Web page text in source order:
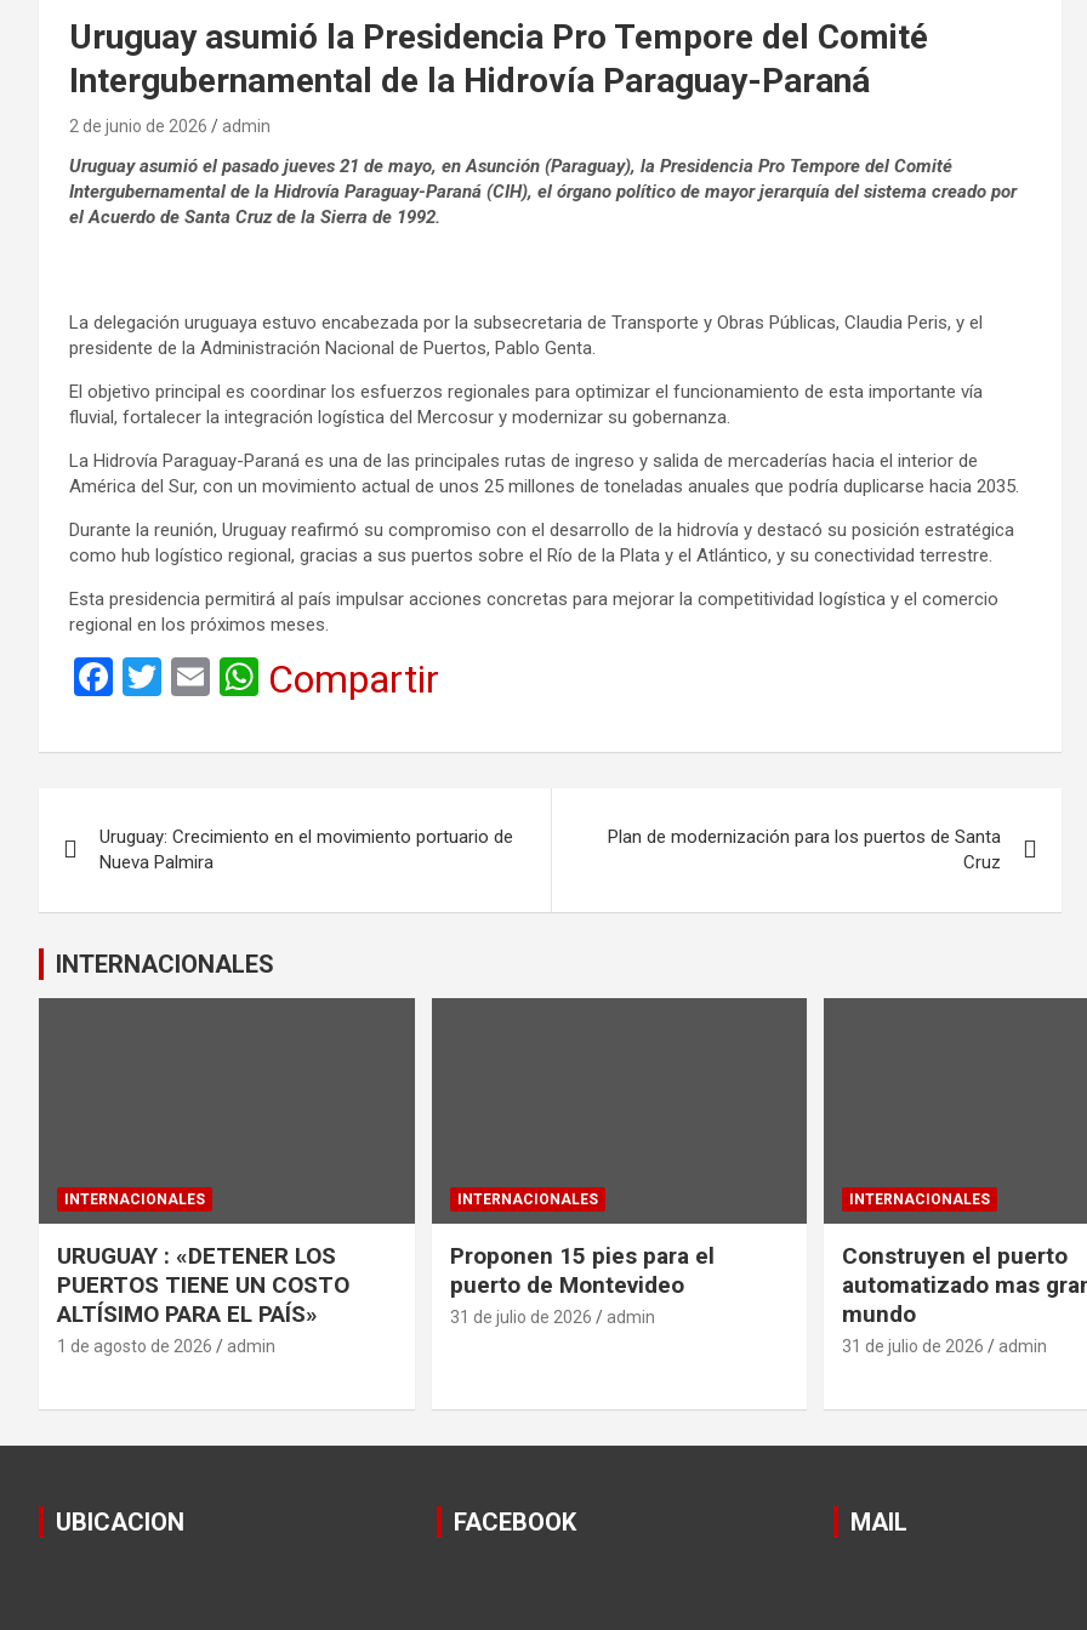
Uruguay asumió la Presidencia Pro Tempore del Comité
Intergubernamental de la Hidrovía Paraguay-Paraná
2 de junio de 2026 admin
Uruguay asumió el pasado jueves 21 de mayo, en Asunción (Paraguay), la Presidencia Pro Tempore del Comité
Intergubernamental de la Hidrovía Paraguay-Paraná (CIH), el órgano político de mayor jerarquía del sistema creado por
el Acuerdo de Santa Cruz de la Sierra de 1992.
La delegación uruguaya estuvo encabezada por la subsecretaria de Transporte y Obras Públicas, Claudia Peris, y el
presidente de la Administración Nacional de Puertos, Pablo Genta.
El objetivo principal es coordinar los esfuerzos regionales para optimizar el funcionamiento de esta importante vía
fluvial, fortalecer la integración logística del Mercosur y modernizar su gobernanza.
La Hidrovía Paraguay-Paraná es una de las principales rutas de ingreso y salida de mercaderías hacia el interior de
América del Sur, con un movimiento actual de unos 25 millones de toneladas anuales que podría duplicarse hacia 2035.
Durante la reunión, Uruguay reafirmó su compromiso con el desarrollo de la hidrovía y destacó su posición estratégica
como hub logístico regional, gracias a sus puertos sobre el Río de la Plata y el Atlántico, y su conectividad terrestre.
Esta presidencia permitirá al país impulsar acciones concretas para mejorar la competitividad logística y el comercio
regional en los próximos meses.
F
ce
o
o
k
T
tt
E
ail
W
at
A
p
Compartir
de
entradas
Uruguay: Crecimiento en el movimiento portuario de
Nueva Palmira
Plan de modernización para los puertos de Santa
Cruz
INTERNACIONALES
INTERNACIONALES
URUGUAY : «DETENER LOS
PUERTOS TIENE UN COSTO
ALTÍSIMO PARA EL PAÍS»
1 de agosto de 2026 admin
INTERNACIONALES
Proponen 15 pies para el
puerto de Montevideo
31 de julio de 2026 admin
INTERNACIONALES
Construyen el puerto
automatizado mas
mundo
31 de julio de 2026 admin
UBICACION FACEBOOK MAIL